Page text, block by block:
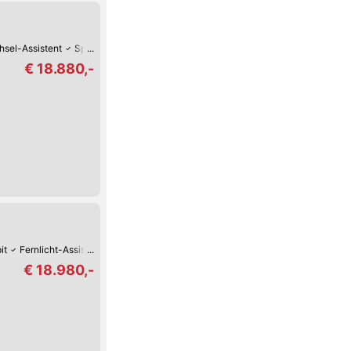
Assistent Spurhalte-Assistent
€ 18.880,-
Fernlicht-Assistent
€ 18.980,-